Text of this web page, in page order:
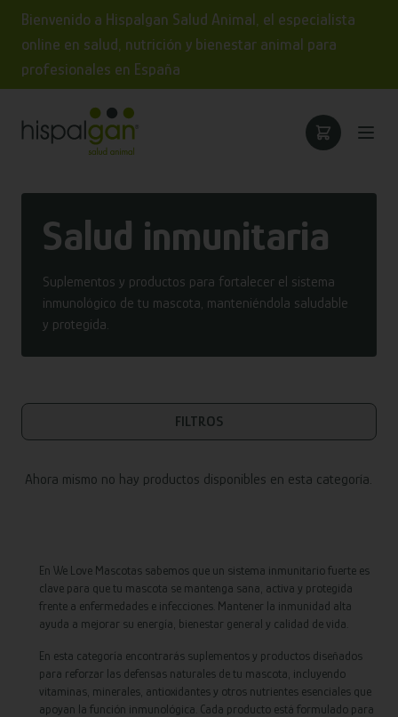
Bienvenido a Hispalgan Salud Animal, el especialista
online en salud, nutrición y bienestar animal para
profesionales en España
Salud inmunitaria
Suplementos y productos para fortalecer el sistema
inmunológico de tu mascota, manteniéndola saludable
y protegida.
FILTROS
Ahora mismo no hay productos disponibles en esta categoría.
En We Love Mascotas sabemos que un sistema inmunitario fuerte es
clave para que tu mascota se mantenga sana, activa y protegida
frente a enfermedades e infecciones. Mantener la inmunidad alta
ayuda a mejorar su energía, bienestar general y calidad de vida.
En esta categoría encontrarás suplementos y productos diseñados
para reforzar las defensas naturales de tu mascota, incluyendo
vitaminas, minerales, antioxidantes y otros nutrientes esenciales que
apoyan la función inmunológica. Cada producto está formulado para